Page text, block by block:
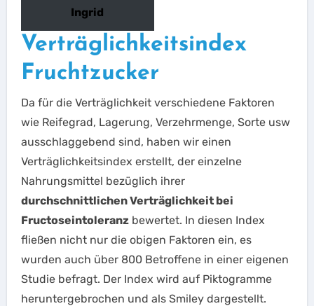
Ingrid
Verträglichkeitsindex
Fruchtzucker
Da für die Verträglichkeit verschiedene Faktoren
wie Reifegrad, Lagerung, Verzehrmenge, Sorte usw
ausschlaggebend sind, haben wir einen
Verträglichkeitsindex erstellt, der einzelne
Nahrungsmittel bezüglich ihrer
durchschnittlichen Verträglichkeit bei
Fructoseintoleranzbewertet. In diesen Index
fließen nicht nur die obigen Faktoren ein, es
wurden auch über 800 Betroffene in einer eigenen
Studie befragt. Der Index wird auf Piktogramme
heruntergebrochen und als Smiley dargestellt.